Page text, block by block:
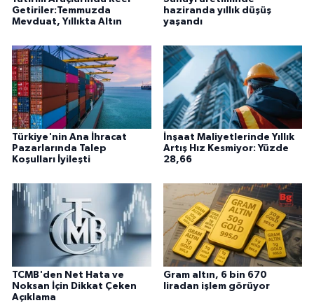
Getiriler:Temmuzda
Mevduat, Yıllıkta Altın
haziranda yıllık düşüş
yaşandı
Türkiye'nin Ana İhracat
Pazarlarında Talep
Koşulları İyileşti
İnşaat Maliyetlerinde Yıllık
Artış Hız Kesmiyor: Yüzde
28,66
TCMB'den Net Hata ve
Noksan İçin Dikkat Çeken
Açıklama
Gram altın, 6 bin 670
liradan işlem görüyor